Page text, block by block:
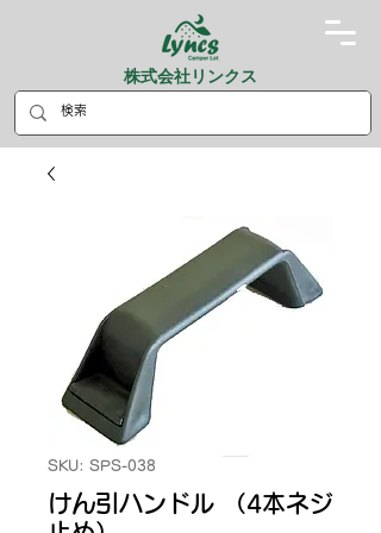
株式会社リンクス
SKU: SPS-038
けん引ハンドル （4本ネジ